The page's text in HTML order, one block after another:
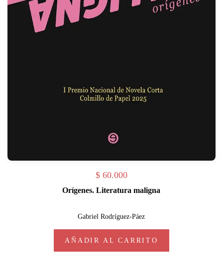
$60.000
Orígenes. Literatura maligna
Gabriel Rodríguez-Páez
AÑADIR AL CARRITO